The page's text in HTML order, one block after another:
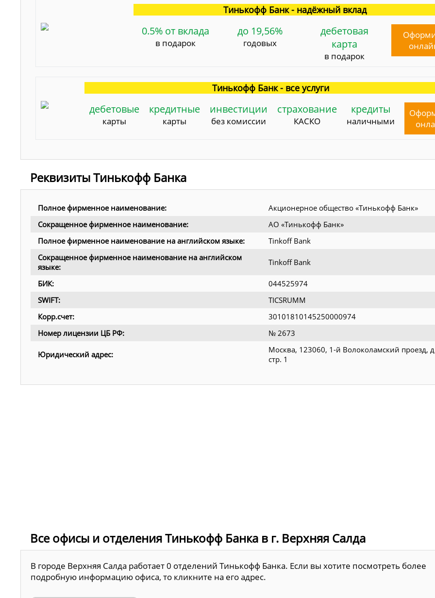
Тинькофф Банк - надёжный вклад
0.5% от вклада
в подарок
до 19,56%
годовых
дебетовая
карта
в подарок
Тинькофф Банк - все услуги
дебетовые
карты
кредитные
карты
инвестиции
без комиссии
страхование
КАСКО
кредиты
наличными
Реквизиты Тинькофф Банка
Полное фирменное наименование:
Акционерное общество «Тинькофф Банк»
Сокращенное фирменное наименование:
АО «Тинькофф Банк»
Полное фирменное наименование на английском языке:
Tinkoff Bank
Сокращенное фирменное наименование на английском
языке:
Tinkoff Bank
БИК:
044525974
SWIFT:
TICSRUMM
Корр.счет:
30101810145250000974
Номер лицензии ЦБ РФ:
№ 2673
Юридический адрес:
Москва, 123060, 1-й Волоколамский проезд,
стр. 1
Все офисы и отделения Тинькофф Банка в г. Верхняя Салда
В городе Верхняя Салда работает 0 отделений Тинькофф Банка. Если вы хотите посмотреть более
подробную информацию офиса, то кликните на его адрес.